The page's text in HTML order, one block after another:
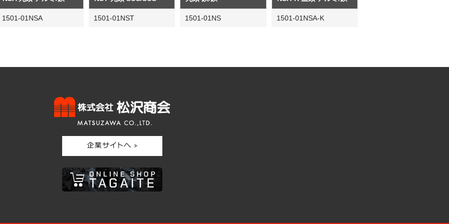
1501-01NSA 1501-01NST 1501-01NS 1501-01NSA-K